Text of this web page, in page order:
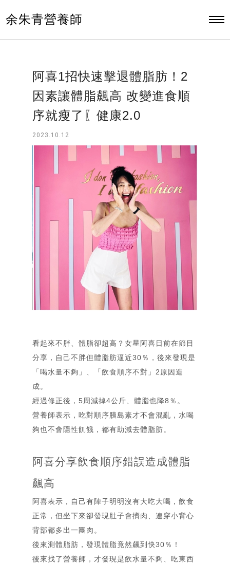
余朱青營養師
阿喜1招快速擊退體脂肪！2
因素讓體脂飆高 改變進食順
序就瘦了〖健康2.0
2023.10.12
看起來不胖、體脂卻超高？女星阿喜日前在節目
分享，自己不胖但體脂肪逼近30％，後來發現是
「喝水量不夠」、「飲食順序不對」2原因造
成。
經過修正後，5周減掉4公斤、體脂也降8％。
營養師表示，吃對順序胰島素才不會混亂，水喝
夠也不會隱性飢餓，都有助減去體脂肪。
阿喜分享飲食順序錯誤造成體脂
飆高
阿喜表示，自己有陣子明明沒有大吃大喝，飲食
正常，但坐下來卻發現肚子會擠肉、連穿小背心
背部都多出一團肉。
後來測體脂肪，發現體脂竟然飆到快30％！
後來找了營養師，才發現是飲水量不夠、吃東西